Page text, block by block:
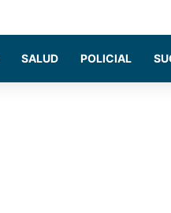
SALUD POLICIAL